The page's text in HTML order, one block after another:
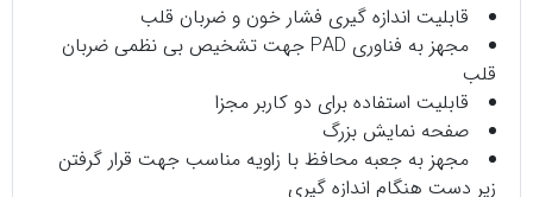
قابلیت اندازه گیری فشار خون و ضربان قلب
مجهز به فناوری PAD جهت تشخیص بی نظمی ضربان
قلب
قابلیت استفاده برای دو کاربر مجزا
صفحه نمایش بزرگ
مجهز به جعبه محافظ با زاویه مناسب جهت قرار گرفتن
زیر دست هنگام اندازه گیری